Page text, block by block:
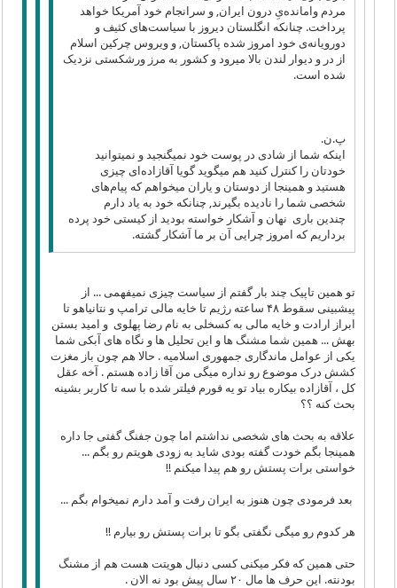
مردم وامانده‌یِ درون ایران, و سرانجام خود آمریکا خواهد
پرداخت. چنانکه انگلستان دیروز با سیاست‌های کثیف و
دورویانه‌ی خود امروز شده پاکستان, و ویروس چرکین اسلام
از در و دیوار لندن بالا میرود و کشور به مرز ورشکستی نزدیک
شده است.
پ.ن.
اینکه شما از شادی در پوست خود نمیگنجید و نمیتوانید
خودتان را کنترل کنید هم میگوید گویا آقازاده‌ای چیزی
هستید و همینجا از دوستان و یاران میخواهم که پیام‌های
شخصی شما را نادیده بگیرند, چنانکه خود به یاد دارم
چندین باری نهان و آشکار خواسته بودید از کیستی خود پرده
برداریم که امروز چرایی آن بر ما آشکار گشته.
تو همین تاپیک چند بار گفتم از سیاست چیزی نمیفهمی ... از
پیشبینی سقوط ۴۸ ساعته رژیم تا خایه مالی ترامپ و نتانیاهو تا
ابراز ارادت و خایه مالی به کسخلی به نام رضا پهلوی و امید بستن
بهش ... همین شما مشنگ ها و این تحلیل ها و نگاه های آبکی شما
یکی از عوامل ماندگاری جمهوری اسلامیه . حالا هم چون باز مغزت
کشش درک موضوع رو نداره میگی من آقا زاده هستم . آخه عقل
کل ، آقازاده بیکاره بیاد تو یه فورم فیلتر شده با سه تا کاربر بشینه
بحث کنه ؟؟
علاقه به بحث های شخصی نداشتم اما چون جفنگ گفتی جا داره
همینجا بگم خودت گفته بودی شاید به زودی هویتم رو بگم ...
خواستی برات پستش رو هم پیدا میکنم !!
بعد فرمودی چون هنوز به ایران رفت و آمد دارم نمیخوام بگم ...
هر کدوم رو میگی نگفتی بگو تا برات پستش رو بیارم !!
حتی همین که فکر میکنی کسی دنبال هویتت هست هم از مشنگ
بودنته. این حرف ها مال ۲۰ سال پیش بود نه الان .